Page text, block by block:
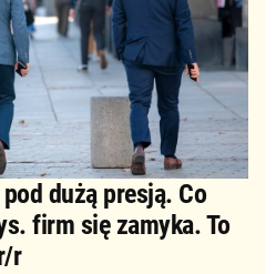
pod dużą presją. Co
firm się zamyka. To
r